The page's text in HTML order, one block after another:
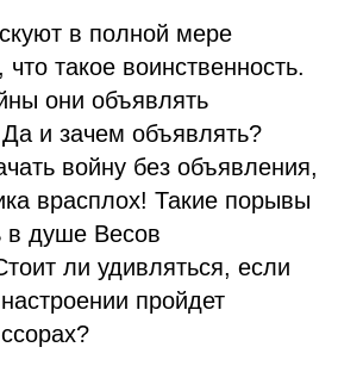
в полной мере
что такое воинственность.
они объявлять
и зачем объявлять?
войну без объявления,
врасплох! Такие порывы
в душе Весов
ли удивляться, если
пройдет